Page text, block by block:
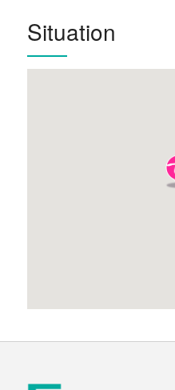
Situation